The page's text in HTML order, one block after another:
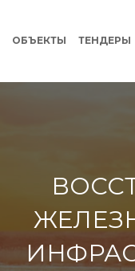
ОБЪЕКТЫ ТЕНДЕРЫ